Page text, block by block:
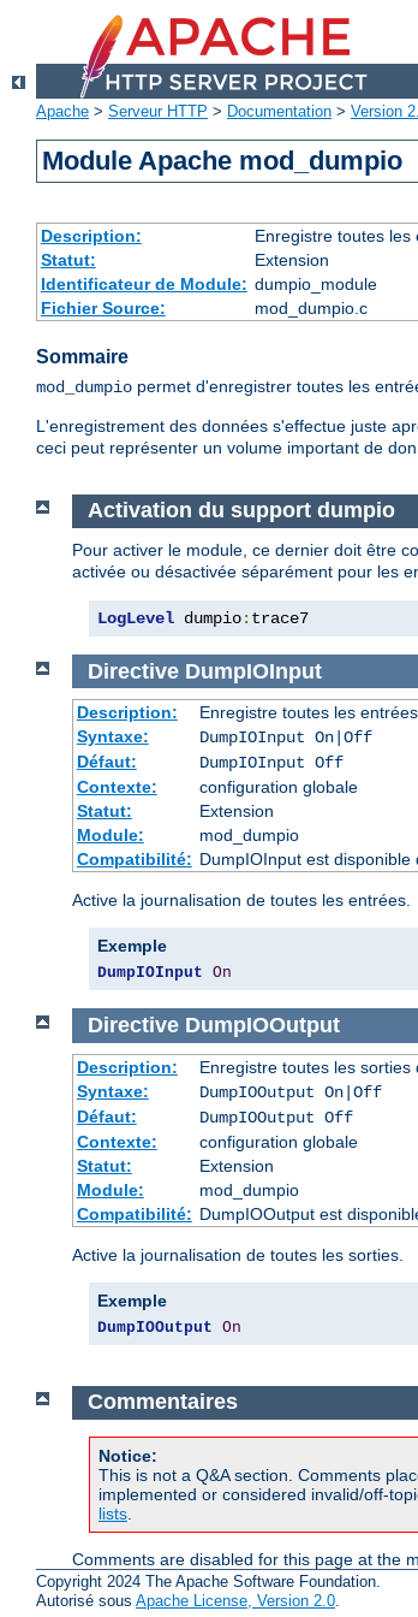
Apache > Serveur HTTP > Documentation > Version
Module Apache mod_dumpio
Description:
Enregistre toutes
Statut:
Extension
Identificateur de Module: dumpio_module
Fichier Source:
mod_dumpio.c
Sommaire
mod_dumpio permet d'enregistrer toutes les
L'enregistrement des données s'effectue juste
ceci peut représenter un volume important de
Activation du support dumpio
Pour activer le module, ce dernier doit être
activée ou désactivée séparément pour les
LogLevel dumpio: trace7
Directive DumpIOInput
Description:
Enregistre toutes les
Syntaxe:
DumpIOInput On|Off
Défaut:
DumpIOInput Off
Contexte:
configuration globale
Statut:
Extension
Module:
mod_dumpio
Compatibilité: DumpIOInput est
Active la journalisation de toutes les entrées.
Exemple
DumpIOInput On
Directive DumpIOOutput
Description:
Enregistre toutes les
Syntaxe:
DumpIOOutput On|Off
Défaut:
DumpIOOutput Off
Contexte:
configuration globale
Statut:
Extension
Module:
mod_dumpio
Compatibilité: DumpIOOutput est
Active la journalisation de toutes les sorties.
Exemple
DumpIOOutput On
Commentaires
Notice:
This is not a Q&A section. Comments
implemented or considered invalid/off-
lists
Comments are disabled for this page at the
Copyright 2024 The Apache Software Foundation.
Autorisé sous Apache License, Version 2.0.